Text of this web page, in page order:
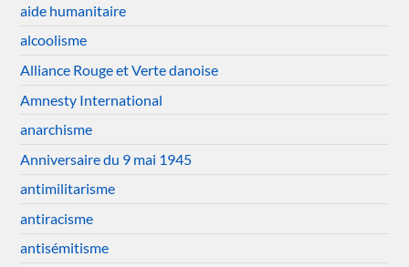
aide humanitaire
alcoolisme
Alliance Rouge et Verte danoise
Amnesty International
anarchisme
Anniversaire du 9 mai 1945
antimilitarisme
antiracisme
antisémitisme